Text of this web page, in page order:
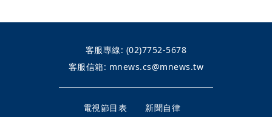
客服專線: (02)7752-5678
客服信箱: mnews.cs@mnews.tw
電視節目表
新聞自律